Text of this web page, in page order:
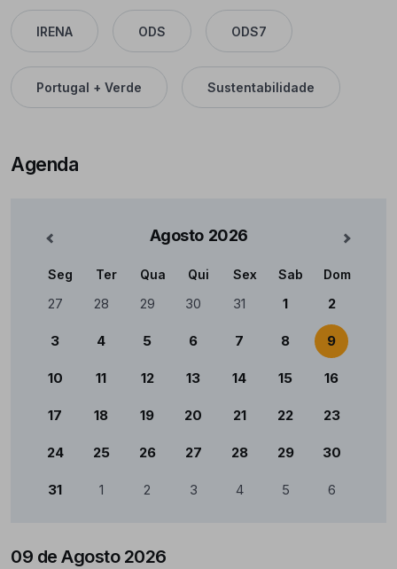
IRENA ODS ODS7
Portugal + Verde Sustentabilidade
Agenda
Agosto 2026 Mês
Calendário
Seg Ter Qua Qui Sex Sab Dom
27 28 29 30 31 1 2
3 4 5 6 7 8 9
10 11 12 13 14 15 16
17 18 19 20 21 22 23
24 25 26 27 28 29 30
31 1 2 3 4 5 6
09 de Agosto 2026